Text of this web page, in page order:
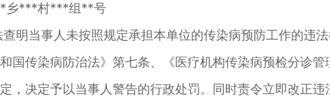
乡***村***组**号
明当事人未按照规定承担本单位的传染病预防工作的违法
国传染病防治法》第七条、《医疗机构传染病预检分诊
，决定予以当事人警告的行政处罚。同时责令立即改正违